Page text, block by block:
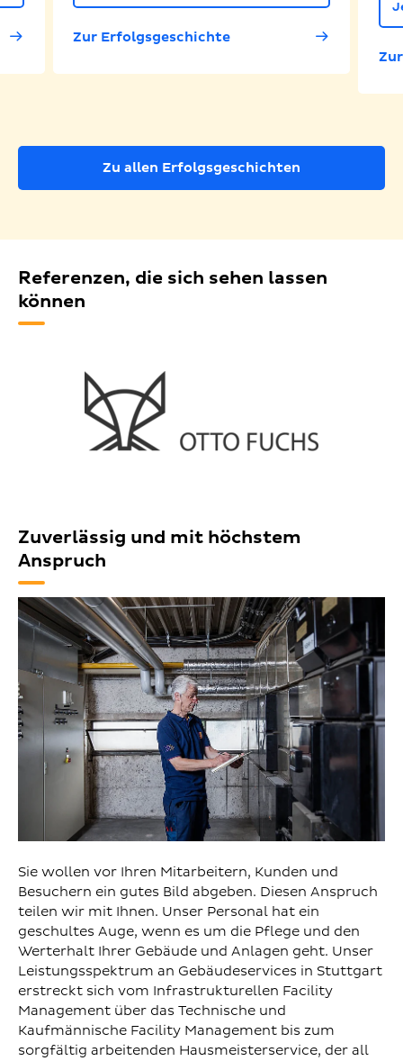
Zur Erfolgsgeschichte
Zu allen Erfolgsgeschichten
Referenzen, die sich sehen lassen
können
Zuverlässig und mit höchstem
Anspruch
Sie wollen vor Ihren Mitarbeitern, Kunden und
Besuchern ein gutes Bild abgeben. Diesen Anspruch
teilen wir mit Ihnen. Unser Personal hat ein
geschultes Auge, wenn es um die Pflege und den
Werterhalt Ihrer Gebäude und Anlagen geht. Unser
Leistungsspektrum an Gebäudeservices in Stuttgart
erstreckt sich vom Infrastrukturellen Facility
Management über das Technische und
Kaufmännische Facility Management bis zum
sorgfältig arbeitenden Hausmeisterservice, der all